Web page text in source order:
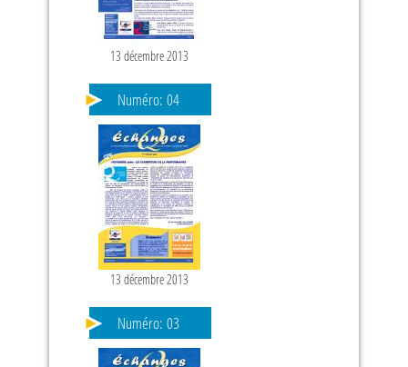
13 décembre 2013
Numéro: 04
13 décembre 2013
Numéro: 03
PAGES